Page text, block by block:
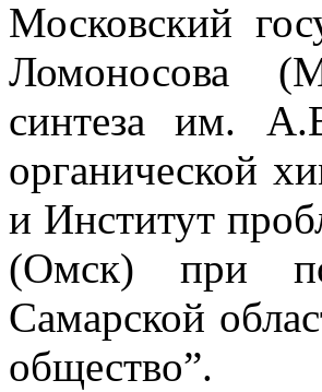
Московский
Ломоносова
синтеза им.
органической
и Институт
(Омск) при
Самарской
общество”.